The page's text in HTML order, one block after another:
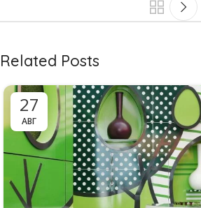
Related Posts
27
АВГ